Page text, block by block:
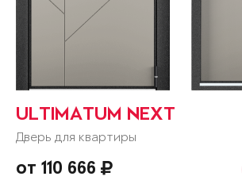
ULTIMATUM NEXT
Дверь для квартиры
от 110 666